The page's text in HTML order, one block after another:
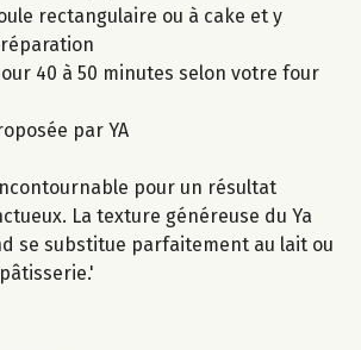
rectangulaire ou à cake et y
40 à 50 minutes selon votre four
par YA
pour un résultat
La texture généreuse du Ya
se substitue parfaitement au lait ou